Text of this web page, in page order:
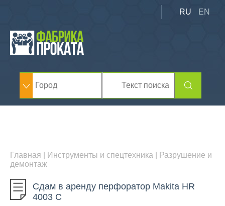
RU EN
Главная Инструменты и спецтехника
Разрушение и
демонтаж
Сдам в аренду перфоратор Makita HR
4003 C